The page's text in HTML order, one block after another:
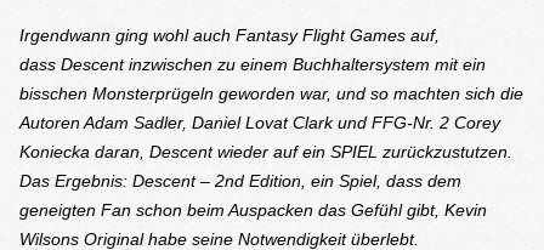
Irgendwann ging wohl auch Fantasy Flight Games auf,
dass Descentinzwischen zu einem Buchhaltersystem mit ein
bisschen Monsterprügeln geworden war, und so machten sich die
AutorenAdam Sadler, Daniel Lovat Clarkund FFG-Nr. 2 Corey
Koniecka daran, Descentwieder auf ein SPIEL zurückzustutzen.
Das Ergebnis: Descent – 2nd Edition , ein Spiel, dass dem
geneigten Fan schon beim Auspacken das Gefühl gibt, Kevin
Wilsons Original habe seine Notwendigkeit überlebt.